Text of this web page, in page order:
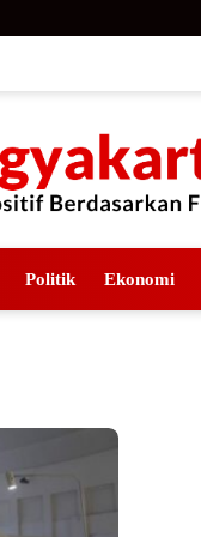
Politik Ekonomi